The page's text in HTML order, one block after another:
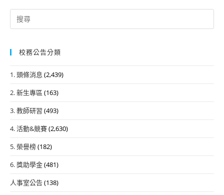
Search
for:
校務公告分類
1. 頭條消息 (2,439)
2. 新生專區 (163)
3. 教師研習 (493)
4. 活動&競賽(2,630)
5. 榮譽榜(182)
6. 獎助學金(481)
人事室公告(138)